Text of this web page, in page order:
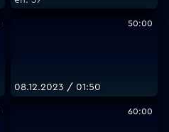
50:00
08.12.2023 / 01:50
60:00